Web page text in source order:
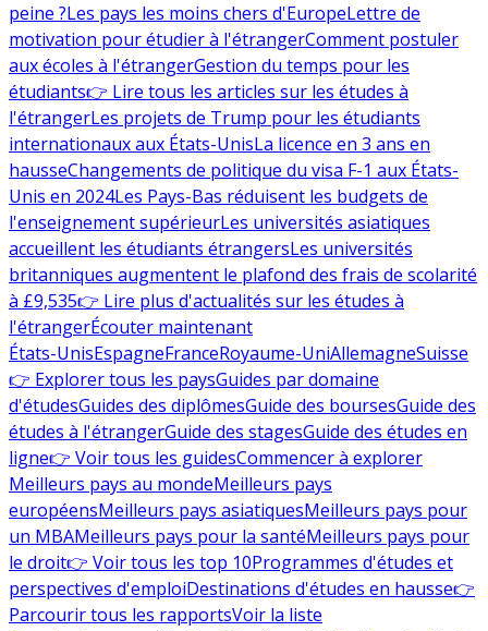
peine ?Les pays les moins chers d'EuropeLettre de
motivation pour étudier à l'étrangerComment postuler
aux écoles à l'étrangerGestion du temps pour les
étudiants👉 Lire tous les articles sur les études à
l'étrangerLes projets de Trump pour les étudiants
internationaux aux États-UnisLa licence en 3 ans en
hausseChangements de politique du visa F-1 aux États-
Unis en 2024Les Pays-Bas réduisent les budgets de
l'enseignement supérieurLes universités asiatiques
accueillent les étudiants étrangersLes universités
britanniques augmentent le plafond des frais de scolarité
à £9,535👉 Lire plus d'actualités sur les études à
l'étrangerÉcouter maintenant
États-UnisEspagneFranceRoyaume-UniAllemagneSuisse
👉 Explorer tous les paysGuides par domaine
d'étudesGuides des diplômesGuide des boursesGuide des
études à l'étrangerGuide des stagesGuide des études en
ligne👉 Voir tous les guidesCommencer à explorer
Meilleurs pays au mondeMeilleurs pays
européensMeilleurs pays asiatiquesMeilleurs pays pour
un MBAMeilleurs pays pour la santéMeilleurs pays pour
le droit👉 Voir tous les top 10Programmes d'études et
perspectives d'emploiDestinations d'études en hausse👉
Parcourir tous les rapportsVoir la liste